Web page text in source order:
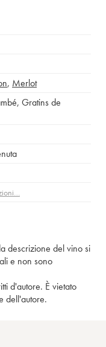
, Merlot
, Gratins de
descrizione del vino si
e non sono
d'autore. È vietato
dell'autore.